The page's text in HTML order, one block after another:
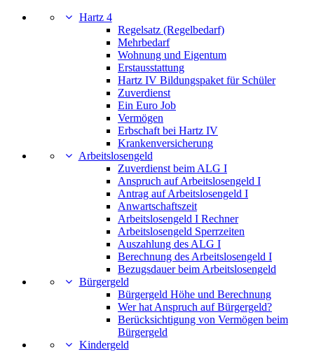
Hartz 4
Regelsatz (Regelbedarf)
Mehrbedarf
Wohnung und Eigentum
Erstausstattung
Hartz IV Bildungspaket für Schüler
Zuverdienst
Ein Euro Job
Vermögen
Erbschaft bei Hartz IV
Krankenversicherung
Arbeitslosengeld
Zuverdienst beim ALG I
Anspruch auf Arbeitslosengeld I
Antrag auf Arbeitslosengeld I
Anwartschaftszeit
Arbeitslosengeld I Rechner
Arbeitslosengeld Sperrzeiten
Auszahlung des ALG I
Berechnung des Arbeitslosengeld I
Bezugsdauer beim Arbeitslosengeld
Bürgergeld
Bürgergeld Höhe und Berechnung
Wer hat Anspruch auf Bürgergeld?
Berücksichtigung von Vermögen beim
Bürgergeld
Kindergeld